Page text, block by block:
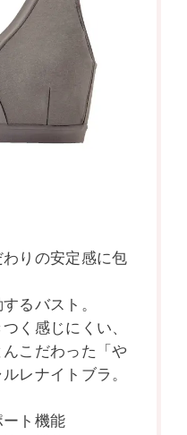
りの安定感に包
るバスト。
く感じにくい、
こだわった「や
レナイトブラ。
ート機能